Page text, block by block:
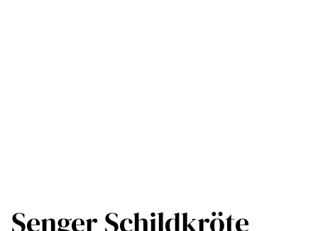
Senger Schildkröte